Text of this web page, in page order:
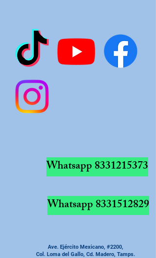
Whatsapp8331215373
Whatsapp8331512829
Ave. Ejército Mexicano, #2200,
Col. Loma del Gallo, Cd. Madero, Tamps.